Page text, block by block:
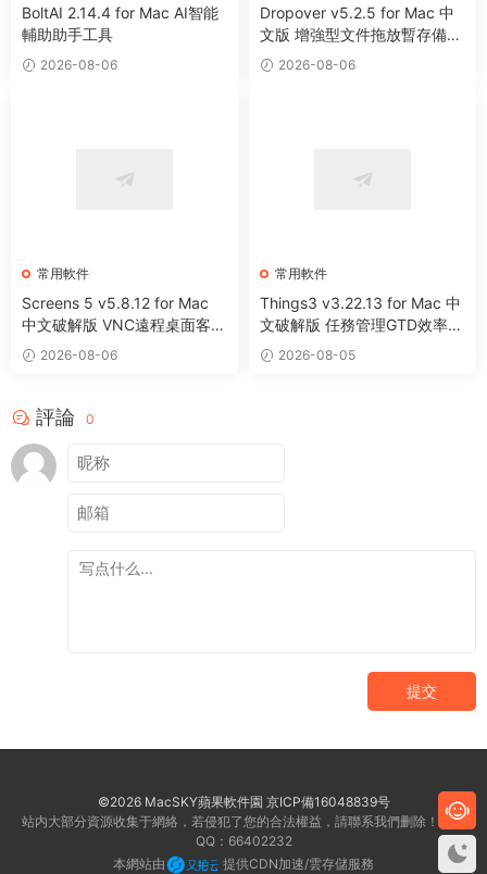
BoltAI 2.14.4 for Mac AI智能
輔助助手工具
2026-08-06
Dropover v5.2.5 for Mac 中
文版 增強型文件拖放暫存備用
整理工具
2026-08-06
常用軟件
Screens 5 v5.8.12 for Mac
中文破解版 VNC遠程桌面客戶
端應用程序
2026-08-06
常用軟件
Things3 v3.22.13 for Mac 中
文破解版 任務管理GTD效率工
具 2026-08-05
評論 0
提交
©2026 MacSKY蘋果軟件園 京ICP備16048839号
站内大部分資源收集于網絡，若侵犯了您的合法權益，請聯系我們删除！客服
QQ：66402232
本網站由
提供CDN加速/雲存儲服務